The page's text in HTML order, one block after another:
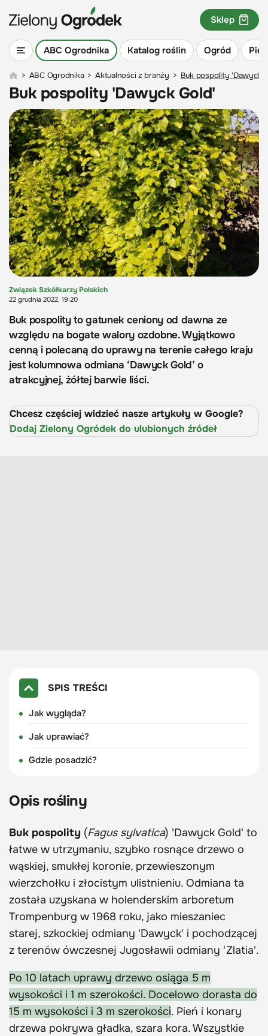
ABC Ogrodnika Katalog roślin Ogród
Sklep
> ABC Ogrodnika > Aktualności z branży > Buk pospolity 'Dawyck
Buk pospolity 'Dawyck Gold'
Związek Szkółkarzy Polskich
22 grudnia 2022, 19:20
Buk pospolity to gatunek ceniony od dawna ze
względu na bogate walory ozdobne. Wyjątkowo
cenną i polecaną do uprawy na terenie całego kraju
jest kolumnowa odmiana ‘Dawyck Gold’ o
atrakcyjnej, żółtej barwie liści.
Chcesz częściej widzieć nasze artykuły w Google?
Dodaj Zielony Ogródek do ulubionych źródeł
SPIS TREŚCI
Jak wygląda?
Jak uprawiać?
Gdzie posadzić?
Opis rośliny
Buk pospolity (Fagus sylvatica) 'Dawyck Gold' to
łatwe w utrzymaniu, szybko rosnące drzewo o
wąskiej, smukłej koronie, przewieszonym
wierzchołku i złocistym ulistnieniu. Odmiana ta
została uzyskana w holenderskim arboretum
Trompenburg w 1968 roku, jako mieszaniec
starej, szkockiej odmiany 'Dawyck' i pochodzącej
z terenów ówczesnej Jugosławii odmiany 'Zlatia'.
Po 10 latach uprawy drzewo osiąga 5 m
wysokości i 1 m szerokości. Docelowo dorasta do
15 m wysokości i 3 m szerokości. Pień i konary
drzewa pokrywa gładka, szara kora. Wszystkie